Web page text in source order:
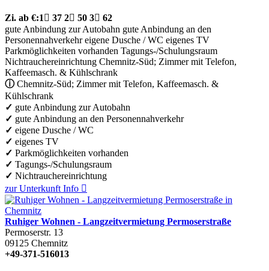
Zi. ab €:1  37 2 50 3 62
gute Anbindung zur Autobahn gute Anbindung an den
Personennahverkehr eigene Dusche / WC eigenes TV
Parkmöglichkeiten vorhanden Tagungs-/Schulungsraum
Nichtrauchereinrichtung Chemnitz-Süd; Zimmer mit Telefon,
Kaffeemasch. & Kühlschrank
ⓘChemnitz-Süd; Zimmer mit Telefon, Kaffeemasch. &
Kühlschrank
✓ gute Anbindung zur Autobahn
✓ gute Anbindung an den Personennahverkehr
✓ eigene Dusche / WC
✓ eigenes TV
✓ Parkmöglichkeiten vorhanden
✓ Tagungs-/Schulungsraum
✓ Nichtrauchereinrichtung
zur Unterkunft Info 
Ruhiger Wohnen - Langzeitvermietung Permoserstraße
Permoserstr. 13
09125 Chemnitz
+49-371-516013